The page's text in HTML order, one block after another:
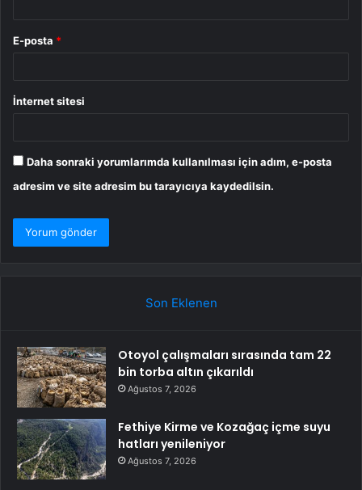
E-posta *
İnternet sitesi
Daha sonraki yorumlarımda kullanılması için adım, e-posta
adresim ve site adresim bu tarayıcıya kaydedilsin.
Son Eklenen
Otoyol çalışmaları sırasında tam 22
bin torba altın çıkarıldı
Ağustos 7, 2026
Fethiye Kirme ve Kozağaç içme suyu
hatları yenileniyor
Ağustos 7, 2026